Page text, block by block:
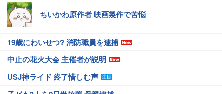
ちいかわ原作者 映画製作で苦悩
19歳にわいせつ? 消防職員を逮捕
中止の花火大会 主催者が説明
USJ神ライド 終了惜しむ声